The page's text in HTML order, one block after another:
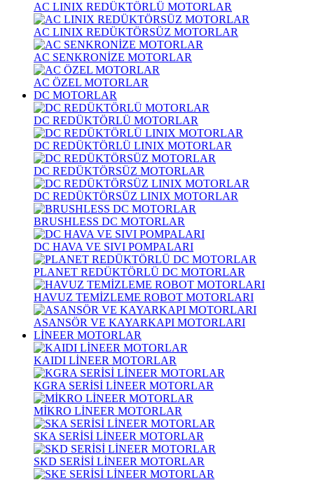
AC LINIX REDÜKTÖRLÜ MOTORLAR
AC LINIX REDÜKTÖRSÜZ MOTORLAR
AC SENKRONİZE MOTORLAR
AC ÖZEL MOTORLAR
DC MOTORLAR
DC REDÜKTÖRLÜ MOTORLAR
DC REDÜKTÖRLÜ LINIX MOTORLAR
DC REDÜKTÖRSÜZ MOTORLAR
DC REDÜKTÖRSÜZ LINIX MOTORLAR
BRUSHLESS DC MOTORLAR
DC HAVA VE SIVI POMPALARI
PLANET REDÜKTÖRLÜ DC MOTORLAR
HAVUZ TEMİZLEME ROBOT MOTORLARI
ASANSÖR VE KAYARKAPI MOTORLARI
LİNEER MOTORLAR
KAIDI LİNEER MOTORLAR
KGRA SERİSİ LİNEER MOTORLAR
MİKRO LİNEER MOTORLAR
SKA SERİSİ LİNEER MOTORLAR
SKD SERİSİ LİNEER MOTORLAR